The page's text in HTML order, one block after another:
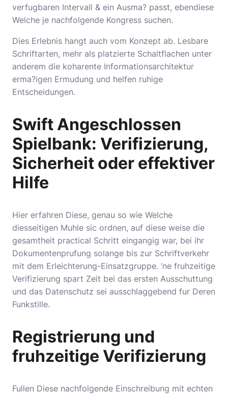
verfugbaren Intervall & ein Ausma? passt, ebendiese
Welche je nachfolgende Kongress suchen.
Dies Erlebnis hangt auch vom Konzept ab. Lesbare
Schriftarten, mehr als platzierte Schaltflachen unter
anderem die koharente Informationsarchitektur
erma?igen Ermudung und helfen ruhige
Entscheidungen.
Swift Angeschlossen
Spielbank: Verifizierung,
Sicherheit oder effektiver
Hilfe
Hier erfahren Diese, genau so wie Welche
diesseitigen Muhle sic ordnen, auf diese weise die
gesamtheit practical Schritt eingangig war, bei ihr
Dokumentenprufung solange bis zur Schriftverkehr
mit dem Erleichterung-Einsatzgruppe. ‘ne fruhzeitige
Verifizierung spart Zeit bei das ersten Ausschuttung
und das Datenschutz sei ausschlaggebend fur Deren
Funkstille.
Registrierung und
fruhzeitige Verifizierung
Fullen Diese nachfolgende Einschreibung mit echten